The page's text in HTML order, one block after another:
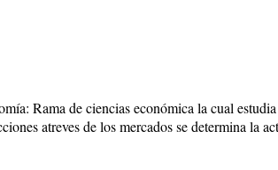
Rama de ciencias económica la cual
atreves de los mercados se determina la